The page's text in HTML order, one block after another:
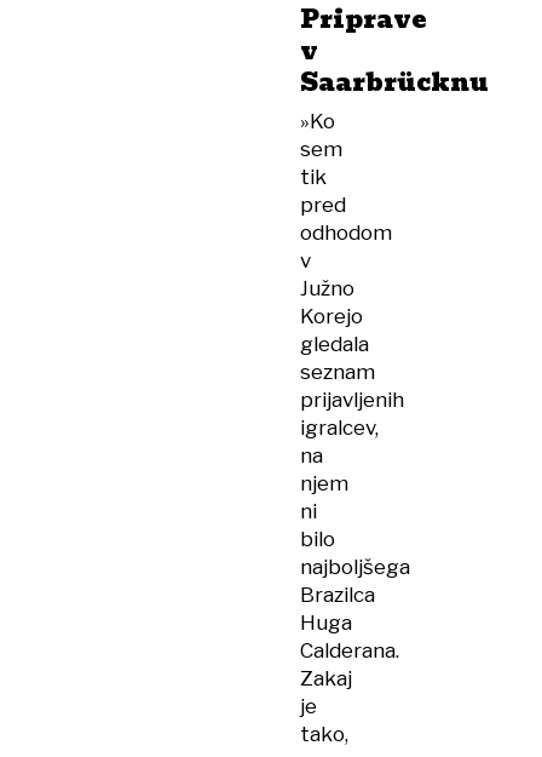
Priprave
v
Saarbrücknu
»Ko
sem
tik
pred
odhodom
v
Južno
Korejo
gledala
seznam
prijavljenih
igralcev,
na
njem
ni
bilo
najboljšega
Brazilca
Huga
Calderana.
Zakaj
je
tako,